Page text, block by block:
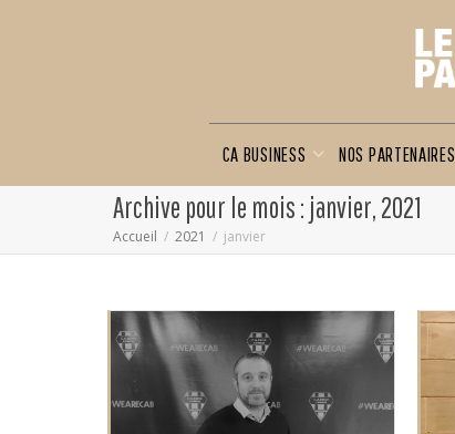
CA BUSINESS NOS PARTENAIRES
Archive pour le mois : janvier, 2021
Accueil 2021 janvier